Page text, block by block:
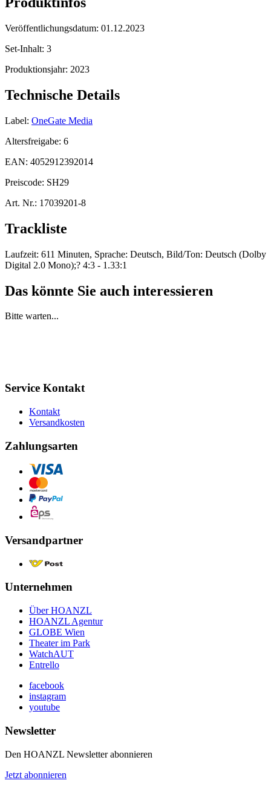
Veröffentlichungsdatum: 01.12.2023
Set-Inhalt: 3
Produktionsjahr: 2023
Technische Details
Label: OneGate Media
Altersfreigabe: 6
EAN: 4052912392014
Preiscode: SH29
Art. Nr.: 17039201-8
Trackliste
Laufzeit: 611 Minuten, Sprache: Deutsch, Bild/Ton: Deutsch (Dolby
Digital 2.0 Mono);? 4:3 - 1.33:1
Das könnte Sie auch interessieren
Bitte warten...
Service Kontakt
Kontakt
Versandkosten
Zahlungsarten
Versandpartner
Unternehmen
Über HOANZL
HOANZL Agentur
GLOBE Wien
Theater im Park
WatchAUT
Entrello
facebook
instagram
youtube
Newsletter
Den HOANZL Newsletter abonnieren
Jetzt abonnieren